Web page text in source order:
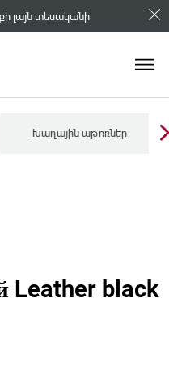
լայն տեսականի
Խաղային աթոռներ
Leather black